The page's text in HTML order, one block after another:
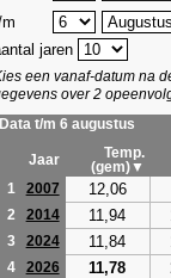
jaren
een vanaf-datum na
over 2
Data t/m 6 augustus
Jaar
Temp.
(gem)▼
1
2007 12,06
2 2014 11,94
3 2024 11,84
4 2026 11,78